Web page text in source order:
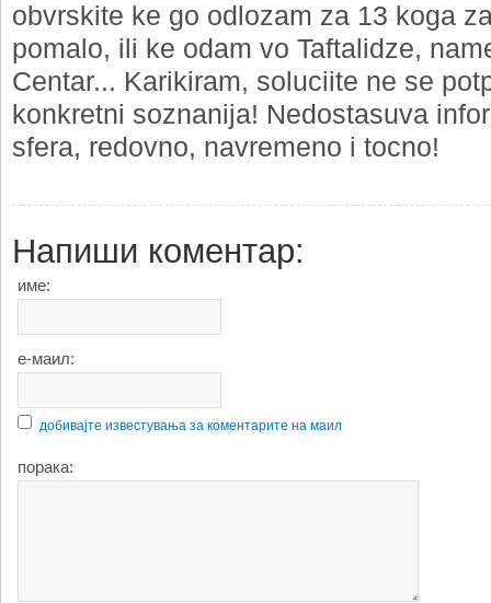
obvrskite ke go odlozam za 13 koga
pomalo, ili ke odam vo Taftalidze,
Centar... Karikiram, soluciite ne se
konkretni soznanija! Nedostasuva
sfera, redovno, navremeno i tocno!
Напиши коментар:
име:
е-маил:
добивајте известувања за коментарите на маил
порака: